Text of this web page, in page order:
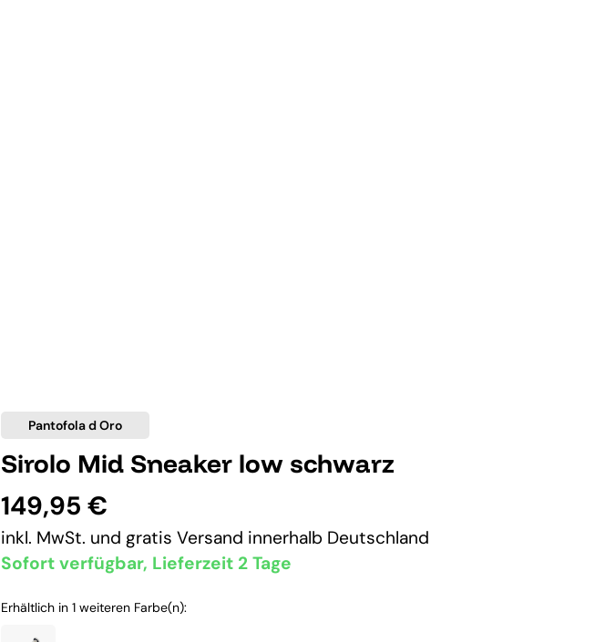
Pantofola d Oro
Sirolo Mid Sneaker low schwarz
149,95 €
inkl. MwSt. und gratis Versand innerhalb Deutschland
Sofort verfügbar, Lieferzeit 2 Tage
Erhältlich in 1 weiteren Farbe(n):